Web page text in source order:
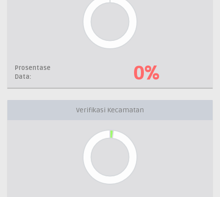
Prosentase
Data:
0%
Verifikasi Kecamatan